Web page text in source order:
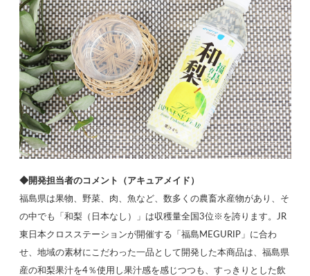
◆開発担当者のコメント（アキュアメイド）
福島県は果物、野菜、肉、魚など、数多くの農畜水産物があり、そ
の中でも「和梨（日本なし）」は収穫量全国3位※を誇ります。JR
東日本クロスステーションが開催する「福島MEGURIP」に合わ
せ、地域の素材にこだわった一品として開発した本商品は、福島県
産の和梨果汁を4％使用し果汁感を感じつつも、すっきりとした飲